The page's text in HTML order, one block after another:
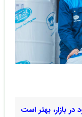
بازار، بهتر است